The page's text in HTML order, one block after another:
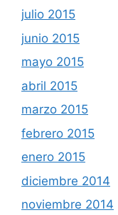
julio 2015
junio 2015
mayo 2015
abril 2015
marzo 2015
febrero 2015
enero 2015
diciembre 2014
noviembre 2014